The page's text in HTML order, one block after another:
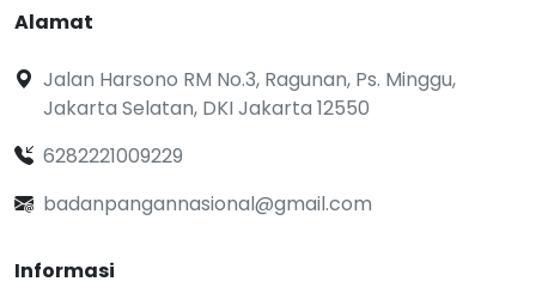
Alamat
Jalan Harsono RM No.3, Ragunan, Ps. Minggu,
Jakarta Selatan, DKI Jakarta 12550
6282221009229
badanpangannasional@gmail.com
Informasi